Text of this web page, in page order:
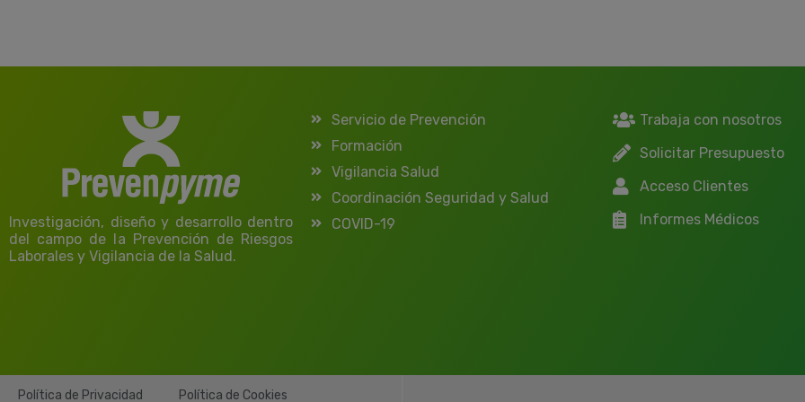
Investigación, diseño y desarrollo dentro
del campo de la Prevención de Riesgos
Laborales y Vigilancia de la Salud.
Servicio de Prevención
Formación
Vigilancia Salud
Coordinación Seguridad y Salud
COVID-19
Trabaja con nosotros
Solicitar Presupuesto
Acceso Clientes
Informes Médicos
Política de Privacidad Política de Cookies